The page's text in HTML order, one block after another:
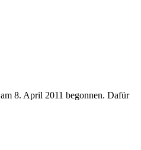
8. April 2011 begonnen. Dafür